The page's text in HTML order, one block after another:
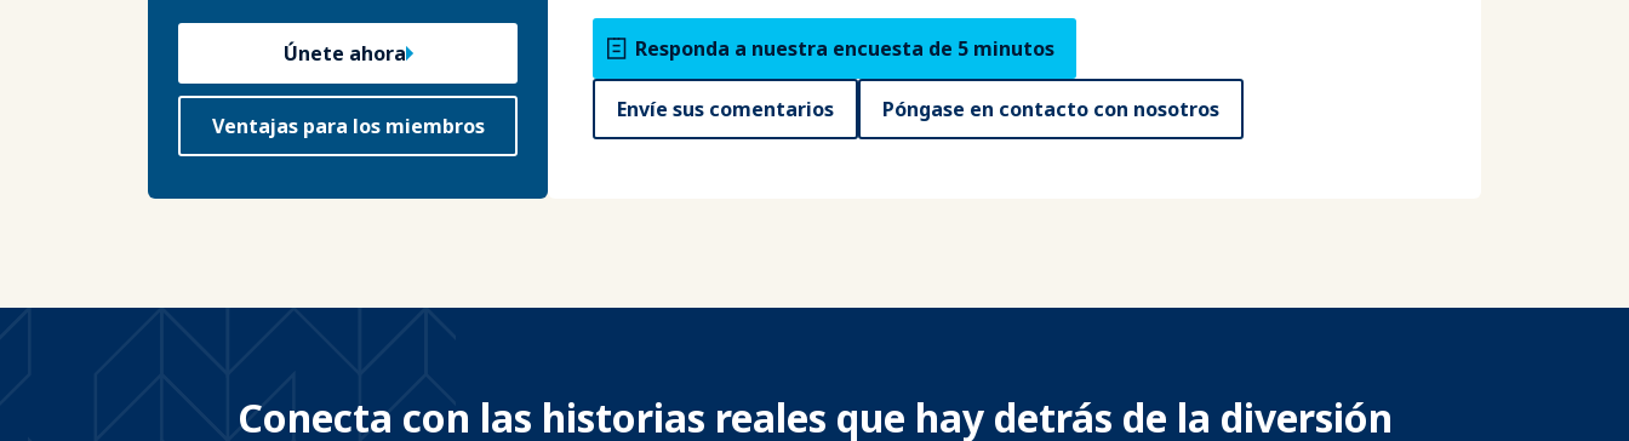
Únete ahora
Ventajas para los miembros
Responda a nuestra encuesta de 5 minutos
Envíe sus comentarios Póngase en contacto con nosotros
Conecta con las historias reales que hay detrás de la diversión